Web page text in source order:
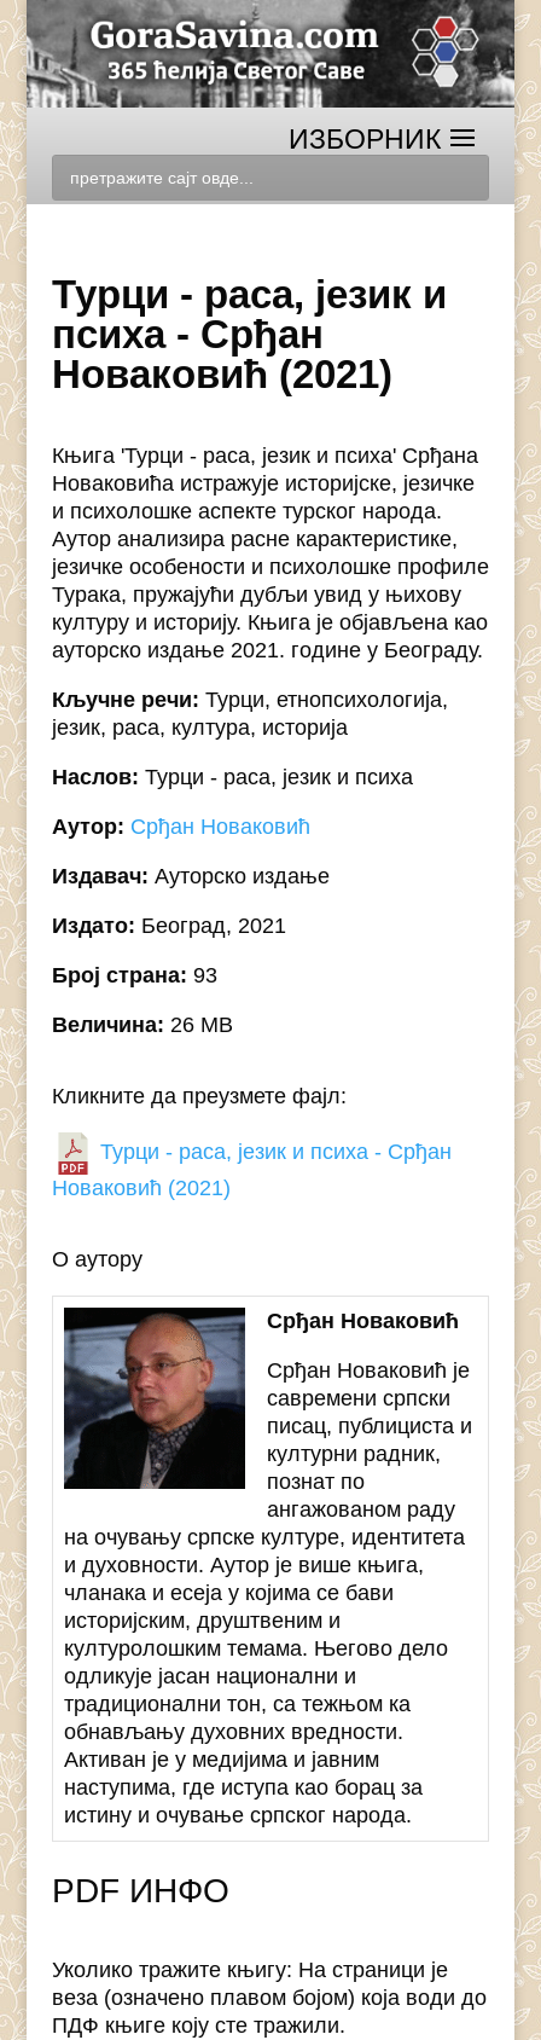
Турци - раса, језик и
психа - Срђан
Новаковић (2021)
Књига 'Турци - раса, језик и психа' Срђана
Новаковића истражује историјске, језичке
и психолошке аспекте турског народа.
Аутор анализира расне карактеристике,
језичке особености и психолошке профиле
Турака, пружајући дубљи увид у њихову
културу и историју. Књига је објављена као
ауторско издање 2021. године у Београду.
Кључне речи: Турци, етнопсихологија,
језик, раса, култура, историја
Наслов: Турци - раса, језик и психа
Аутор: Срђан Новаковић
Издавач: Ауторско издање
Издато: Београд, 2021
Број страна: 93
Величина: 26 MB
Кликните да преузмете фајл:
Турци - раса, језик и психа - Срђан
Новаковић (2021)
О аутору
Срђан Новаковић
Срђан Новаковић је
савремени српски
писац, публициста и
културни радник,
познат по
ангажованом раду
на очувању српске културе, идентитета
и духовности. Аутор је више књига,
чланака и есеја у којима се бави
историјским, друштвеним и
културолошким темама. Његово дело
одликује јасан национални и
традиционални тон, са тежњом ка
обнављању духовних вредности.
Активан је у медијима и јавним
наступима, где иступа као борац за
истину и очување српског народа.
PDF ИНФО
Уколико тражите књигу: На страници је
веза (означено плавом бојом) која води до
ПДФ књиге коју сте тражили.